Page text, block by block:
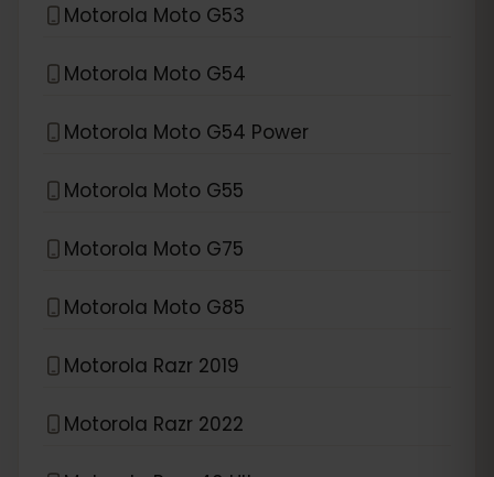
Motorola Moto G53
Motorola Moto G54
Motorola Moto G54 Power
Motorola Moto G55
Motorola Moto G75
Motorola Moto G85
Motorola Razr 2019
Motorola Razr 2022